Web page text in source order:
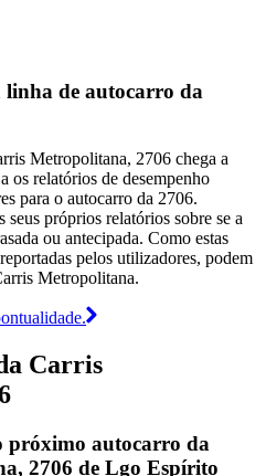
linha de autocarro da
Metropolitana, 2706 chega a
os relatórios de desempenho
para o autocarro da 2706.
próprios relatórios sobre se a
ou antecipada. Como estas
pelos utilizadores, podem
Metropolitana.
Carris
próximo autocarro da
2706 de Lgo Espírito